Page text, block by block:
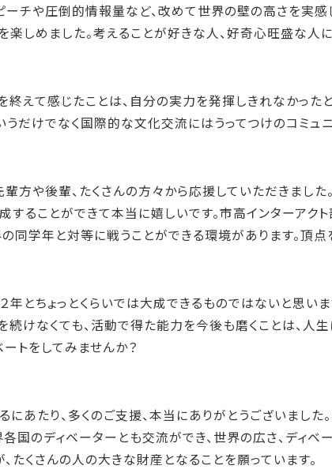
ーチや圧倒的情報量など、改めて世界の壁の高さを実
楽しめました。考えることが好きな人、好奇心旺盛な人
えて感じたことは、自分の実力を発揮しきれなかった
うだけでなく国際的な文化交流にはうってつけのコミュ
方や後輩、たくさんの方々から応援していただきまし
ることができて本当に嬉しいです。市高インターアク
同学年と対等に戦うことができる環境があります。頂
年とちょっとくらいでは大成できるものではないと思
続けなくても、活動で得た能力を今後も磨くことは、
トをしてみませんか？
あたり、多くのご支援、本当にありがとうございまし
国のディベーターとも交流ができ、世界の広さ、ディ
たくさんの人の大きな財産となることを願っています。